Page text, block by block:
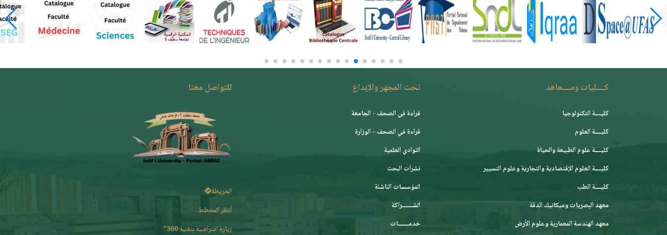
كــــليات ومــــعاهد
كليــــة التكنولوجيا
كليــــة العلوم
كليــــة علوم الطبيعة والحياة
كليــــة العلوم الإقتصادية والتجارية وعلوم التسيير
كليــــة الطب
معهد البصريات وميكانيك الدقة
معهد الهندسة المعمارية وعلوم الأرض
تحت المجهر والإبداع
قراءة في الصحف - الجامعة
قراءة في الصحف - الوزارة
النوادي العلمية
نشرات البحث
المؤسسات الناشئة
الشـــــــراكة
خدمـــــــات
للتواصل معنا
الخريطة
أنظر المخطط
زيارة افتراضية بتقنية 360°